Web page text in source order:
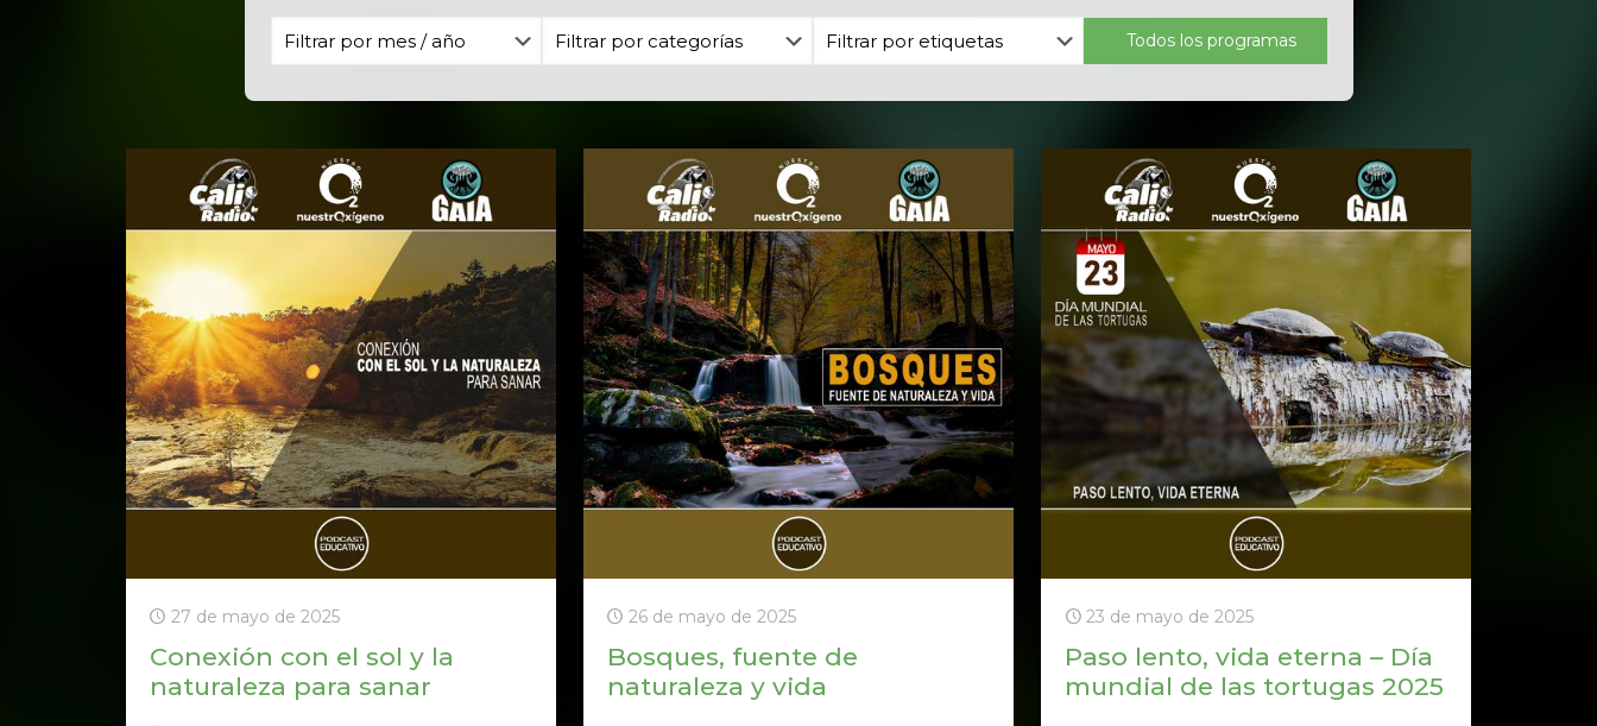
Todos los programas
27 de mayo de 2025
Conexión con el sol y la
naturaleza para sanar
26 de mayo de 2025
Bosques, fuente de
naturaleza y vida
23 de mayo de 2025
Paso lento, vida eterna – Día
mundial de las tortugas 2025